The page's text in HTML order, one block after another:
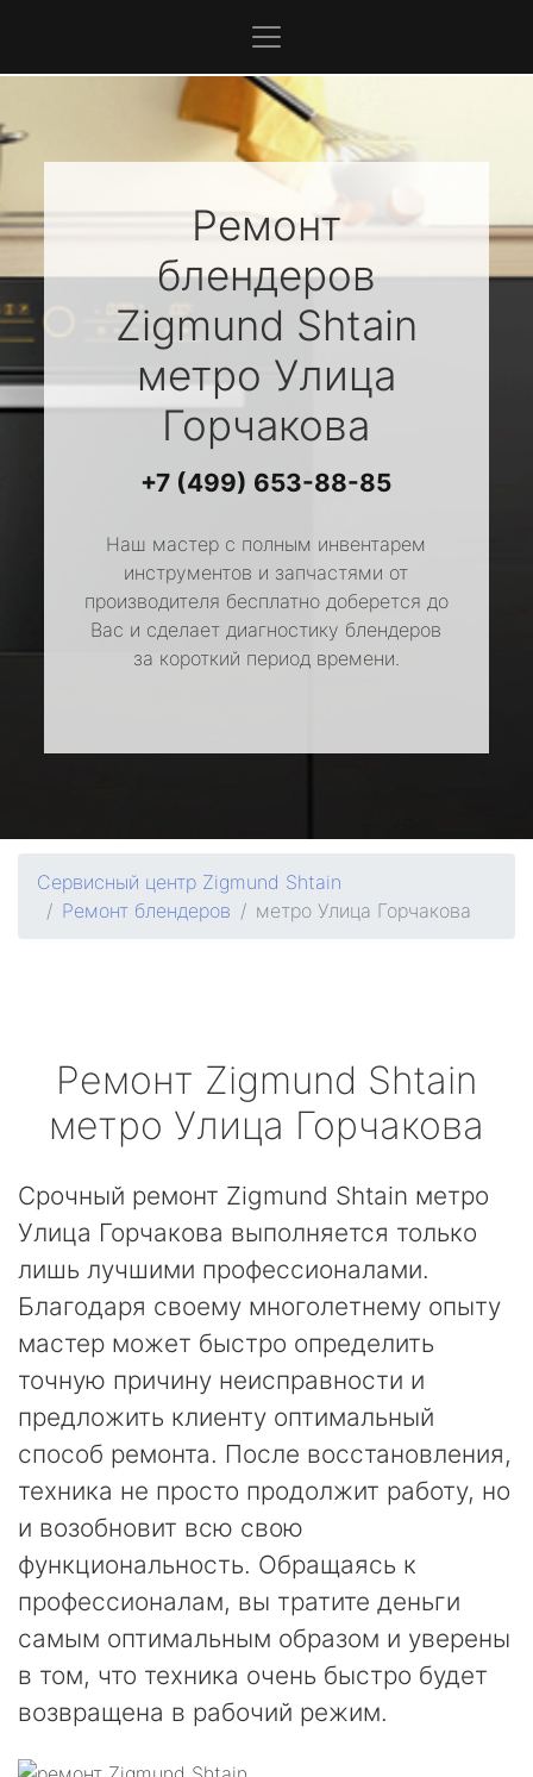
Ремонт
блендеров
Zigmund Shtain
метро Улица
Горчакова
+7 (499) 653-88-85
Наш мастер с полным инвентарем
инструментов и запчастями от
производителя бесплатно доберется до
Вас и сделает диагностику блендеров
за короткий период времени.
Сервисный центр Zigmund Shtain
Ремонт блендеров
метро Улица Горчакова
Ремонт Zigmund Shtain
метро Улица Горчакова
Срочный ремонт Zigmund Shtain метро
Улица Горчакова выполняется только
лишь лучшими профессионалами.
Благодаря своему многолетнему опыту
мастер может быстро определить
точную причину неисправности и
предложить клиенту оптимальный
способ ремонта. После восстановления,
техника не просто продолжит работу, но
и возобновит всю свою
функциональность. Обращаясь к
профессионалам, вы тратите деньги
самым оптимальным образом и уверены
в том, что техника очень быстро будет
возвращена в рабочий режим.